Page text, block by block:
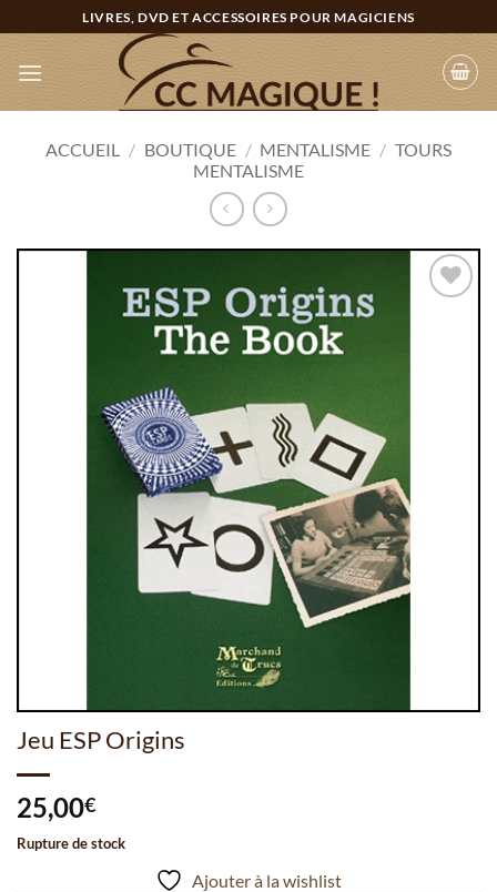
au
contenu
LIVRES, DVD ET ACCESSOIRES POUR MAGICIENS
ACCUEIL / BOUTIQUE / MENTALISME / TOURS
MENTALISME
Jeu ESP Origins
25,00€
Rupture de stock
Ajouter à la wishlist